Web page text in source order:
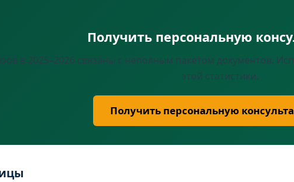
Получить персональную
в 2025–2026 связаны с неполным пакетом документов.
этой статистики.
Получить персональную